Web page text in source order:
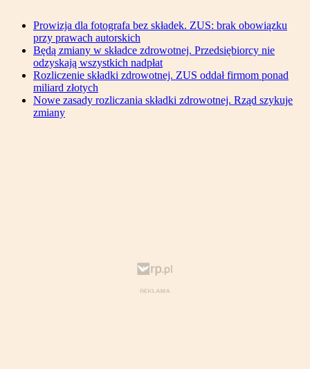
Prowizja dla fotografa bez składek. ZUS: brak obowiązku
przy prawach autorskich
Będą zmiany w składce zdrowotnej. Przedsiębiorcy nie
odzyskają wszystkich nadpłat
Rozliczenie składki zdrowotnej. ZUS oddał firmom ponad
miliard złotych
Nowe zasady rozliczania składki zdrowotnej. Rząd szykuje
zmiany